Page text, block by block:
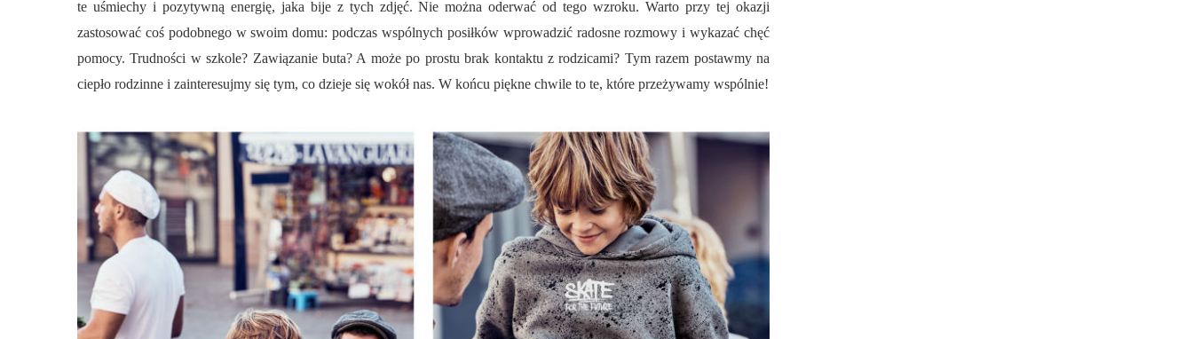
te uśmiechy i pozytywną energię, jaka bije z tych zdjęć. Nie można oderwać od tego wzroku. Warto przy tej okazji
zastosować coś podobnego w swoim domu: podczas wspólnych posiłków wprowadzić radosne rozmowy i wykazać chęć
pomocy. Trudności w szkole? Zawiązanie buta? A może po prostu brak kontaktu z rodzicami? Tym razem postawmy na
ciepło rodzinne i zainteresujmy się tym, co dzieje się wokół nas. W końcu piękne chwile to te, które przeżywamy wspólnie!